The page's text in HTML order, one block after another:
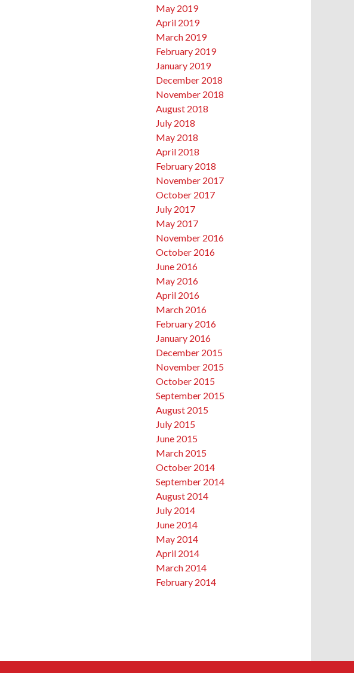
May 2019
April 2019
March 2019
February 2019
January 2019
December 2018
November 2018
August 2018
July 2018
May 2018
April 2018
February 2018
November 2017
October 2017
July 2017
May 2017
November 2016
October 2016
June 2016
May 2016
April 2016
March 2016
February 2016
January 2016
December 2015
November 2015
October 2015
September 2015
August 2015
July 2015
June 2015
March 2015
October 2014
September 2014
August 2014
July 2014
June 2014
May 2014
April 2014
March 2014
February 2014